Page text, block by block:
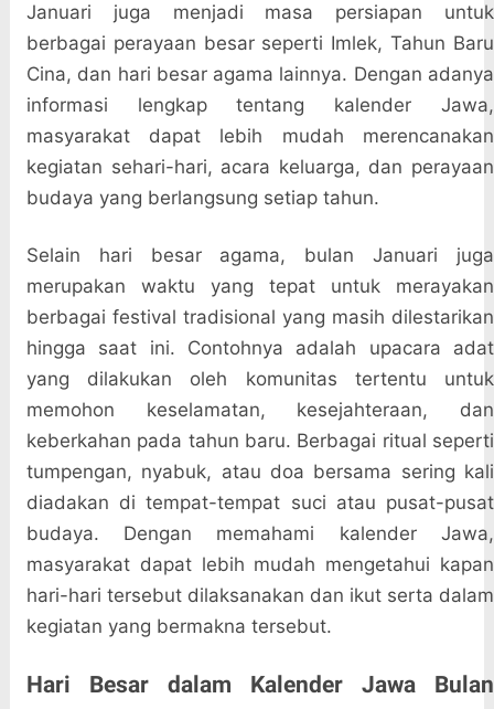
Januari juga menjadi masa persiapan untuk
berbagai perayaan besar seperti Imlek, Tahun Baru
Cina, dan hari besar agama lainnya. Dengan adanya
informasi lengkap tentang kalender Jawa,
masyarakat dapat lebih mudah merencanakan
kegiatan sehari-hari, acara keluarga, dan perayaan
budaya yang berlangsung setiap tahun.
Selain hari besar agama, bulan Januari juga
merupakan waktu yang tepat untuk merayakan
berbagai festival tradisional yang masih dilestarikan
hingga saat ini. Contohnya adalah upacara adat
yang dilakukan oleh komunitas tertentu untuk
memohon keselamatan, kesejahteraan, dan
keberkahan pada tahun baru. Berbagai ritual seperti
tumpengan, nyabuk, atau doa bersama sering kali
diadakan di tempat-tempat suci atau pusat-pusat
budaya. Dengan memahami kalender Jawa,
masyarakat dapat lebih mudah mengetahui kapan
hari-hari tersebut dilaksanakan dan ikut serta dalam
kegiatan yang bermakna tersebut.
Hari Besar dalam Kalender Jawa Bulan